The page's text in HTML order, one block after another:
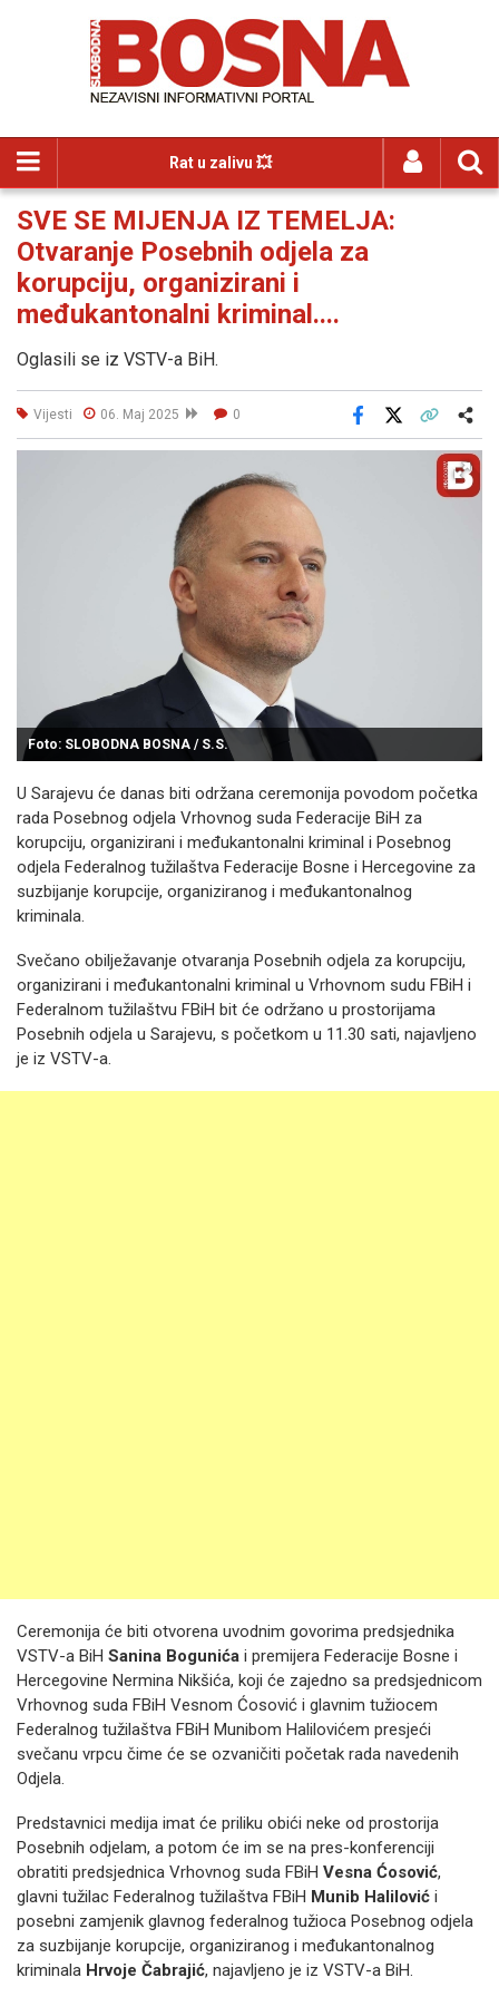
Rat u zalivu 💥
SVE SE MIJENJA IZ TEMELJA:
Otvaranje Posebnih odjela za
korupciju, organizirani i
međukantonalni kriminal....
Oglasili se iz VSTV-a BiH.
Vijesti 06. Maj 2025 0
Facebook
Foto: SLOBODNA BOSNA / S.S.
U Sarajevu će danas biti održana ceremonija povodom početka
rada Posebnog odjela Vrhovnog suda Federacije BiH za
korupciju, organizirani i međukantonalni kriminal i Posebnog
odjela Federalnog tužilaštva Federacije Bosne i Hercegovine za
suzbijanje korupcije, organiziranog i međukantonalnog
kriminala.
Svečano obilježavanje otvaranja Posebnih odjela za korupciju,
organizirani i međukantonalni kriminal u Vrhovnom sudu FBiH i
Federalnom tužilaštvu FBiH bit će održano u prostorijama
Posebnih odjela u Sarajevu, s početkom u 11.30 sati, najavljeno
je iz VSTV-a.
Ceremonija će biti otvorena uvodnim govorima predsjednika
VSTV-a BiH Sanina Bogunića i premijera Federacije Bosne i
Hercegovine Nermina Nikšića, koji će zajedno sa predsjednicom
Vrhovnog suda FBiH Vesnom Ćosović i glavnim tužiocem
Federalnog tužilaštva FBiH Munibom Halilovićem presjeći
svečanu vrpcu čime će se ozvaničiti početak rada navedenih
Odjela.
Predstavnici medija imat će priliku obići neke od prostorija
Posebnih odjelam, a potom će im se na pres-konferenciji
obratiti predsjednica Vrhovnog suda FBiH Vesna Ćosović,
glavni tužilac Federalnog tužilaštva FBiH Munib Halilović i
posebni zamjenik glavnog federalnog tužioca Posebnog odjela
za suzbijanje korupcije, organiziranog i međukantonalnog
kriminala Hrvoje Čabrajić, najavljeno je iz VSTV-a BiH.